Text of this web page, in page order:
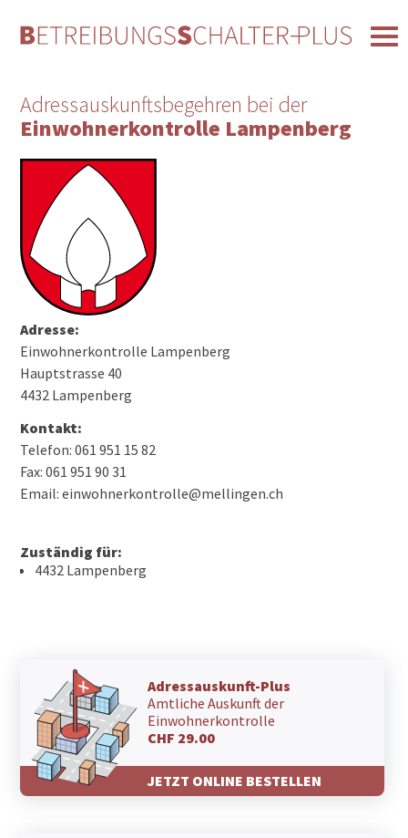
Adressauskunftsbegehren bei der
Einwohnerkontrolle Lampenberg
Adresse:
Einwohnerkontrolle Lampenberg
Hauptstrasse 40
4432 Lampenberg
Kontakt:
Telefon: 061 951 15 82
Fax: 061 951 90 31
Email: einwohnerkontrolle@mellingen.ch
Zuständig für:
4432 Lampenberg
Adressauskunft-Plus
Amtliche Auskunft der
Einwohnerkontrolle
CHF 29.00
JETZT ONLINE BESTELLEN